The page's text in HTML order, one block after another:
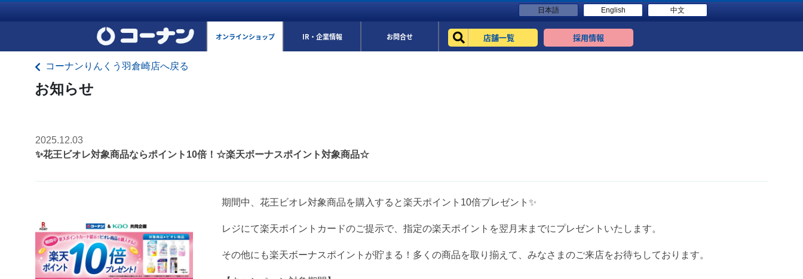
日本語 English 中文
オンラインショップ IR・企業情報 お問合せ 店舗一覧 採用情報
コーナンりんくう羽倉崎店へ戻る
お知らせ
2025.12.03
✨花王ビオレ対象商品ならポイント10倍！☆楽天ボーナスポイント対象商品☆
期間中、花王ビオレ対象商品を購入すると楽天ポイント10倍プレゼント✨
レジにて楽天ポイントカードのご提示で、指定の楽天ポイントを翌月末までにプレゼントいたします。
その他にも楽天ボーナスポイントが貯まる！多くの商品を取り揃えて、みなさまのご来店をお待ちしております。